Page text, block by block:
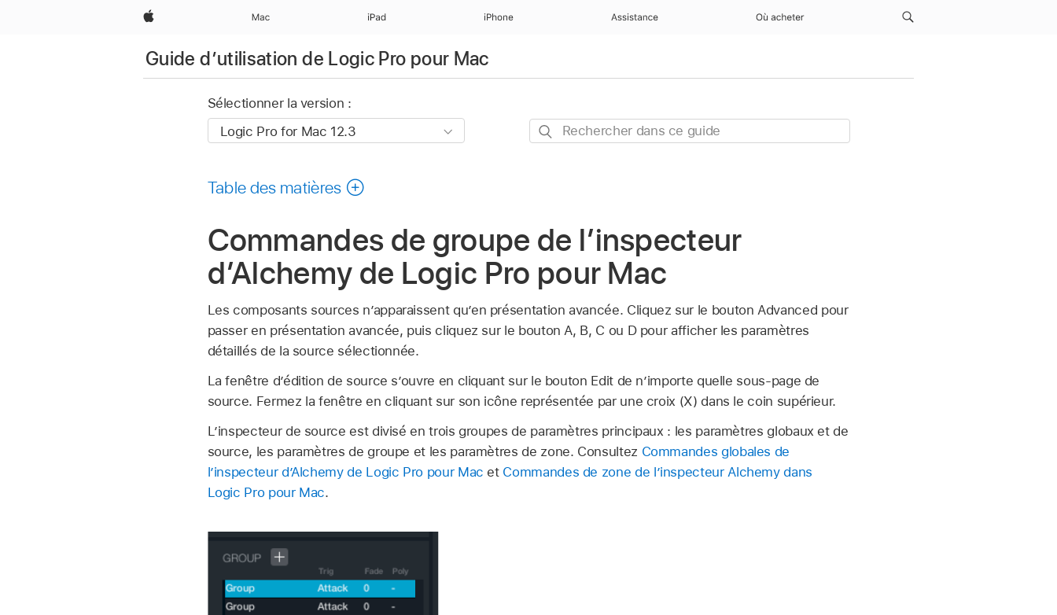
Apple Mac iPad iPhone Assistance Où acheter
Guide d’utilisation de Logic Pro pour Mac
Sélectionner la version :
Rechercher
Table des matières
Commandes de groupe de l’inspecteur
d’Alchemy de Logic Pro pour Mac
Les composants sources n’apparaissent qu’en présentation avancée. Cliquez sur le bouton Advanced pour
passer en présentation avancée, puis cliquez sur le bouton A, B, C ou D pour afficher les paramètres
détaillés de la source sélectionnée.
La fenêtre d’édition de source s’ouvre en cliquant sur le bouton Edit de n’importe quelle sous-page de
source. Fermez la fenêtre en cliquant sur son icône représentée par une croix (X) dans le coin supérieur.
L’inspecteur de source est divisé en trois groupes de paramètres principaux : les paramètres globaux et de
source, les paramètres de groupe et les paramètres de zone. Consultez Commandes globales de
l’inspecteur d’Alchemy de Logic Pro pour Mac et Commandes de zone de l’inspecteur Alchemy dans
Logic Pro pour Mac.